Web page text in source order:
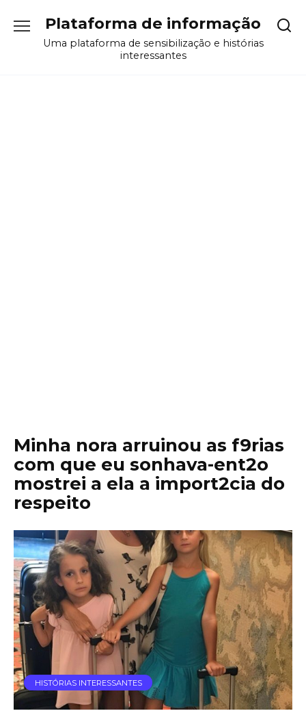
содержанию
Plataforma de informação
Uma plataforma de sensibilização e histórias
interessantes
Minha nora arruinou as f9rias
com que eu sonhava-ent2o
mostrei a ela a import2cia do
respeito
HISTÓRIAS INTERESSANTES